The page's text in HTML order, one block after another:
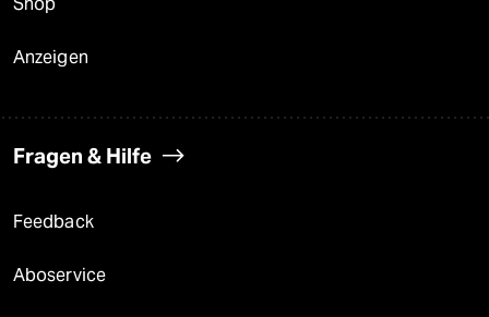
Anzeigen
Fragen & Hilfe
Feedback
Aboservice